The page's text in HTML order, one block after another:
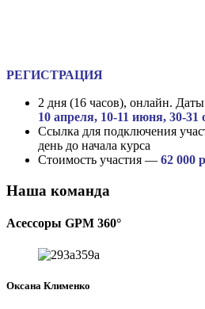
РЕГИСТРАЦИЯ
2 дня (16 часов), онлайн.
10 апреля, 10-11 июня, 30-31
Ссылка для подключения
день до начала курса
Стоимость участия — 62 000
Наша команда
Асессоры GPM 360°
Оксана Клименко